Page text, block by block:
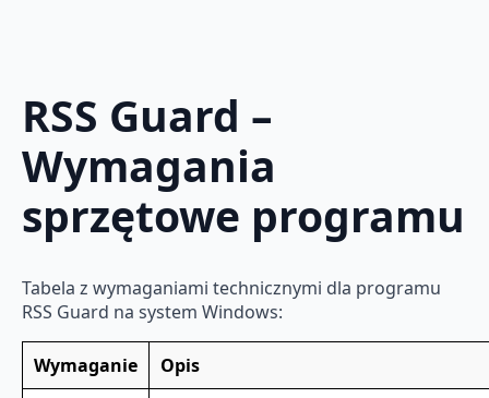
RSS Guard –
Wymagania
sprzętowe programu
Tabela z wymaganiami technicznymi dla programu
RSS Guard na system Windows:
Wymaganie
Opis